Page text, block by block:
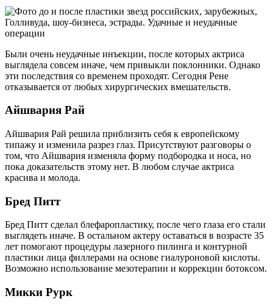
Были очень неудачные инъекции, после которых актриса
выглядела совсем иначе, чем привыкли поклонники. Однако
эти последствия со временем проходят. Сегодня Рене
отказывается от любых хирургических вмешательств.
Айшвария Рай
Айшвария Рай решила приблизить себя к европейскому
типажу и изменила разрез глаз. Присутствуют разговоры о
том, что Айшвария изменяла форму подбородка и носа, но
пока доказательств этому нет. В любом случае актриса
красива и молода.
Бред Питт
Бред Питт сделал блефаропластику, после чего глаза его стали
выглядеть иначе. В остальном актеру оставаться в возрасте 35
лет помогают процедуры лазерного пилинга и контурной
пластики лица филлерами на основе гиалуроновой кислоты.
Возможно использование мезотерапии и коррекции ботоксом.
Микки Рурк